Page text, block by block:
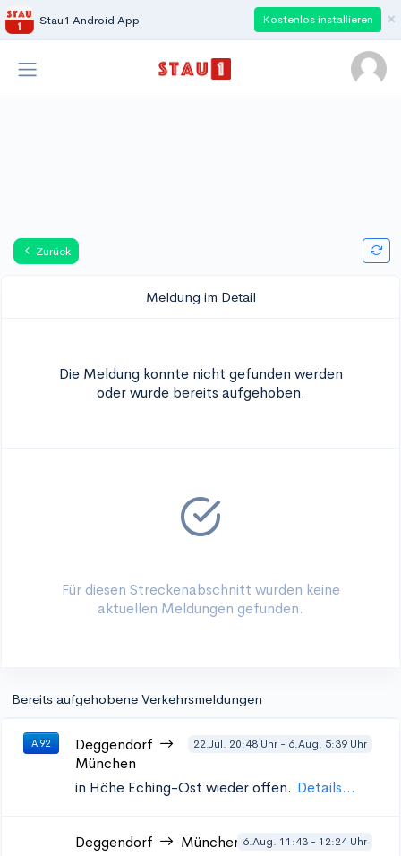
Stau1 Android App Kostenlos installieren ×
Zurück
Meldung im Detail
Die Meldung konnte nicht gefunden werden
oder wurde bereits aufgehoben.
Für diesen Streckenabschnitt wurden keine
aktuellen Meldungen gefunden.
Bereits aufgehobene Verkehrsmeldungen
A 92
Deggendorf
München
22.Jul. 20:48 Uhr - 6.Aug. 5:39 Uhr
in Höhe Eching-Ost wieder offen. Details...
Deggendorf München 6.Aug. 11:43 - 12:24 Uhr